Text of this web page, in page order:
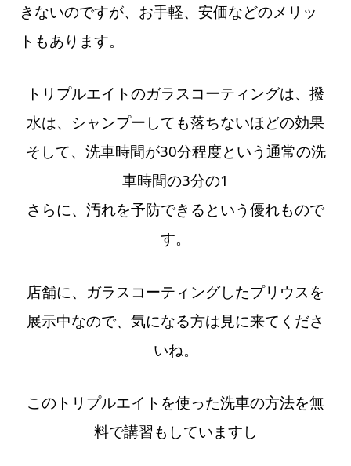
きないのですが、お手軽、安価などのメリッ
トもあります。
トリプルエイトのガラスコーティングは、撥
水は、シャンプーしても落ちないほどの効果
そして、洗車時間が30分程度という通常の洗
車時間の3分の1
さらに、汚れを予防できるという優れもので
す。
店舗に、ガラスコーティングしたプリウスを
展示中なので、気になる方は見に来てくださ
いね。
このトリプルエイトを使った洗車の方法を無
料で講習もしていますし